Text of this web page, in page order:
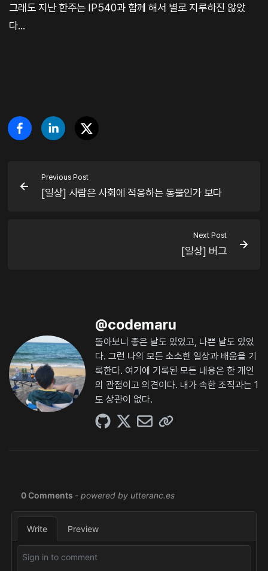
그래도 지난 한주는 IP540과 함께 해서 별로 지루하진 않았
다...
Previous Post
[일상] 사람은 사회에 적응하는 동물인가 보다
Next Post
[일상] 버그
@codemaru
돌아보니 좋은 날도 있었고, 나쁜 날도 있었
다. 그런 나의 모든 소소한 일상과 배움을 기
록한다. 여기에 기록된 모든 내용은 한 개인
의 관점이고 의견이다. 내가 속한 조직과는 1
도 상관이 없다.